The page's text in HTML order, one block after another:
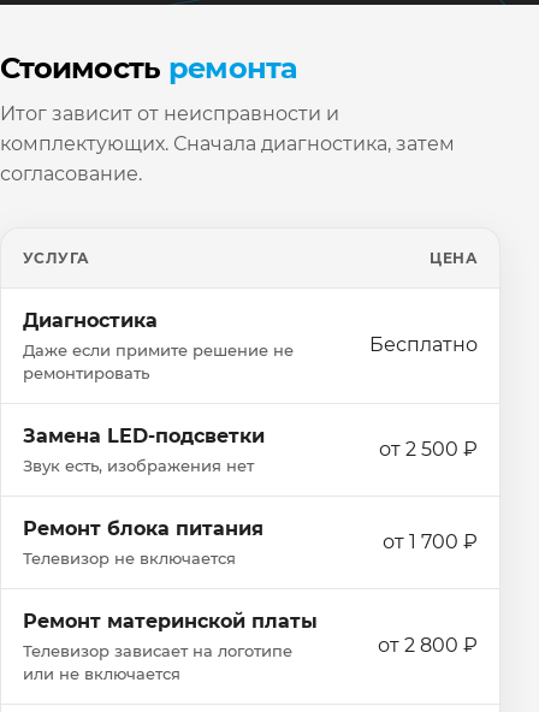
Стоимость ремонта
Итог зависит от неисправности и
комплектующих. Сначала диагностика, затем
согласование.
УСЛУГА ЦЕНА
Диагностика
Даже если примите решение не
ремонтировать
Бесплатно
Замена LED-подсветки
Звук есть, изображения нет
от 2 500 ₽
Ремонт блока питания
Телевизор не включается
от 1 700 ₽
Ремонт материнской платы
Телевизор зависает на логотипе
или не включается
от 2 800 ₽